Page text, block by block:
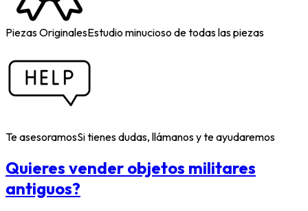
Piezas OriginalesEstudio minucioso de todas las piezas
Te asesoramosSi tienes dudas, llámanos y te ayudaremos
Quieres vender objetos militares
antiguos?